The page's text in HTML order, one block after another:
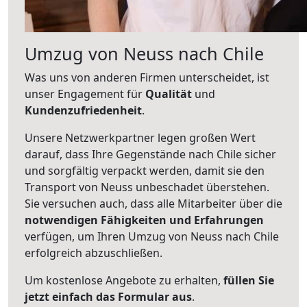
Umzug von Neuss nach Chile
Was uns von anderen Firmen unterscheidet, ist
unser Engagement für Qualität und
Kundenzufriedenheit.
Unsere Netzwerkpartner legen großen Wert
darauf, dass Ihre Gegenstände nach Chile sicher
und sorgfältig verpackt werden, damit sie den
Transport von Neuss unbeschadet überstehen.
Sie versuchen auch, dass alle Mitarbeiter über die
notwendigen Fähigkeiten und Erfahrungen
verfügen, um Ihren Umzug von Neuss nach Chile
erfolgreich abzuschließen.
Um kostenlose Angebote zu erhalten, füllen Sie
jetzt einfach das Formular aus.